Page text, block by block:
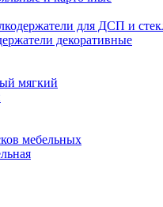
для ДСП и
декоративные
мягкий
мебельных